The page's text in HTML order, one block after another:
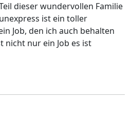
dieser wundervollen Familie
ist ein toller
Job, den ich auch behalten
nicht nur ein Job es ist